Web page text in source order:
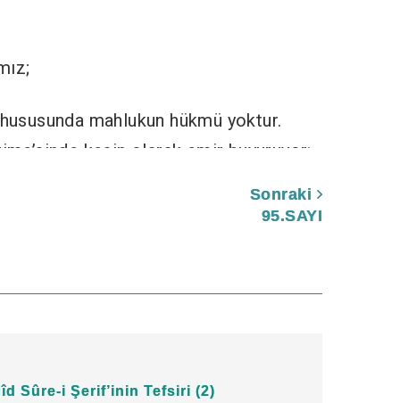
mahlukun hükmü yoktur.
kesin olarak emir buyuruyor:
kesin olarak emir buyuruyor:
Sonraki
95.SAYI
Sûre-i Şerif’inin Tefsiri (2)